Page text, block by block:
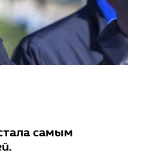
самым